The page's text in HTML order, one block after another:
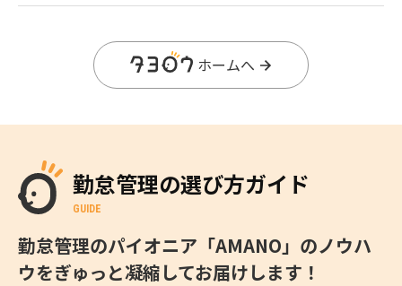
ホームへ
勤怠管理の選び方ガイド
GUIDE
勤怠管理のパイオニア「AMANO」のノウハ
ウをぎゅっと凝縮してお届けします！